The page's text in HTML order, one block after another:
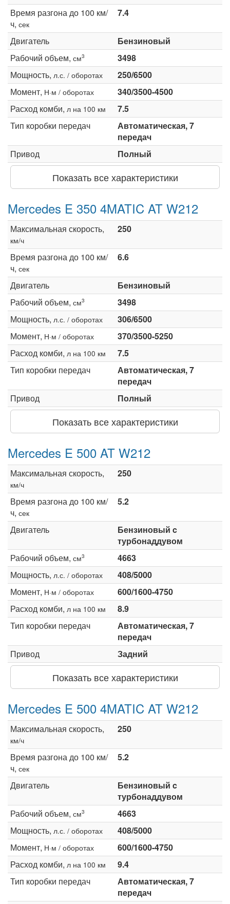
Время разгона до 100 км/
ч, сек
7.4
Двигатель
Бензиновый
Рабочий объем, см3
3498
Мощность, л.с. / оборотах
250/6500
Момент, Н·м / оборотах
340/3500-4500
Расход комби, л на 100 км
7.5
Тип коробки передач
Автоматическая, 7
передач
Привод
Полный
Показать все характеристики
Mercedes E 350 4MATIC AT W212
Максимальная скорость,
км/ч
250
Время разгона до 100 км/
ч, сек
6.6
Двигатель
Бензиновый
Рабочий объем, см3
3498
Мощность, л.с. / оборотах
306/6500
Момент, Н·м / оборотах
370/3500-5250
Расход комби, л на 100 км
7.5
Тип коробки передач
Автоматическая, 7
передач
Привод
Полный
Показать все характеристики
Mercedes E 500 AT W212
Максимальная скорость,
км/ч
250
Время разгона до 100 км/
ч, сек
5.2
Двигатель
Бензиновый c
турбонаддувом
Рабочий объем, см3
4663
Мощность, л.с. / оборотах
408/5000
Момент, Н·м / оборотах
600/1600-4750
Расход комби, л на 100 км
8.9
Тип коробки передач
Автоматическая, 7
передач
Привод
Задний
Показать все характеристики
Mercedes E 500 4MATIC AT W212
Максимальная скорость,
км/ч
250
Время разгона до 100 км/
ч, сек
5.2
Двигатель
Бензиновый c
турбонаддувом
Рабочий объем, см3
4663
Мощность, л.с. / оборотах
408/5000
Момент, Н·м / оборотах
600/1600-4750
Расход комби, л на 100 км
9.4
Тип коробки передач
Автоматическая, 7
передач